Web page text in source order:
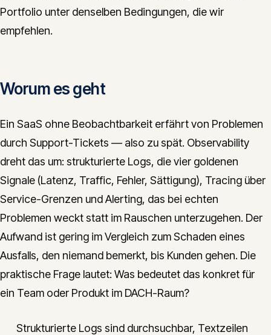
Portfolio unter denselben Bedingungen, die wir
empfehlen.
Worum es geht
Ein SaaS ohne Beobachtbarkeit erfährt von Problemen
durch Support-Tickets — also zu spät. Observability
dreht das um: strukturierte Logs, die vier goldenen
Signale (Latenz, Traffic, Fehler, Sättigung), Tracing über
Service-Grenzen und Alerting, das bei echten
Problemen weckt statt im Rauschen unterzugehen. Der
Aufwand ist gering im Vergleich zum Schaden eines
Ausfalls, den niemand bemerkt, bis Kunden gehen. Die
praktische Frage lautet: Was bedeutet das konkret für
ein Team oder Produkt im DACH-Raum?
Strukturierte Logs sind durchsuchbar, Textzeilen